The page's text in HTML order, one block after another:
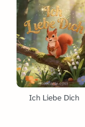
Ich Liebe Dich